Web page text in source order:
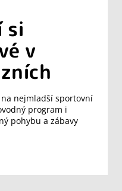
si
v
na nejmladší sportovní
program i
pohybu a zábavy